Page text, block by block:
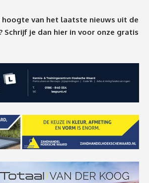
hoogte van het laatste nieuws uit de
Schrijf je dan hier in voor onze gratis